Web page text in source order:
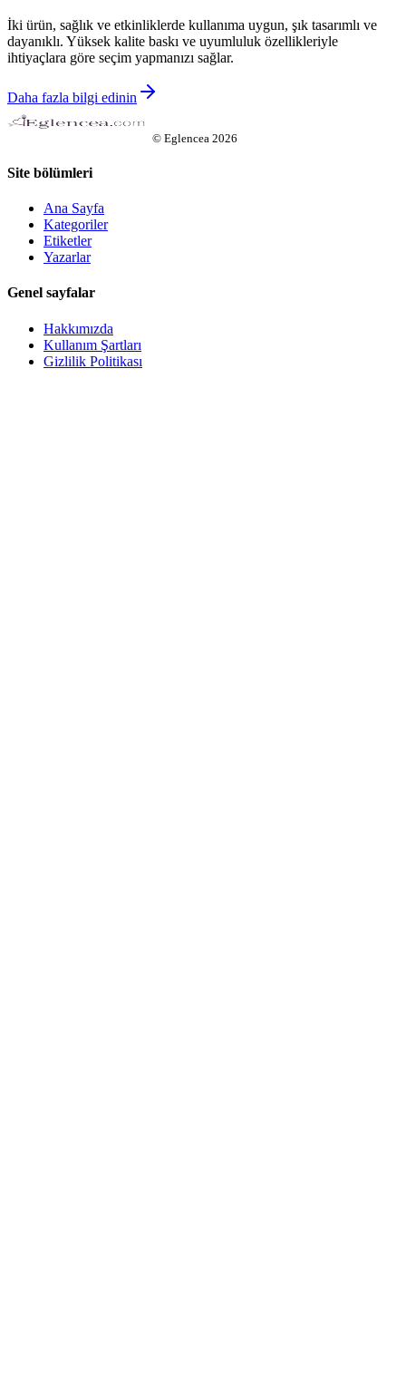
İki ürün, sağlık ve etkinliklerde kullanıma uygun, şık tasarımlı ve
dayanıklı. Yüksek kalite baskı ve uyumluluk özellikleriyle
ihtiyaçlara göre seçim yapmanızı sağlar.
Daha fazla bilgi edinin
© Eglencea 2026
Site bölümleri
Ana Sayfa
Kategoriler
Etiketler
Yazarlar
Genel sayfalar
Hakkımızda
Kullanım Şartları
Gizlilik Politikası